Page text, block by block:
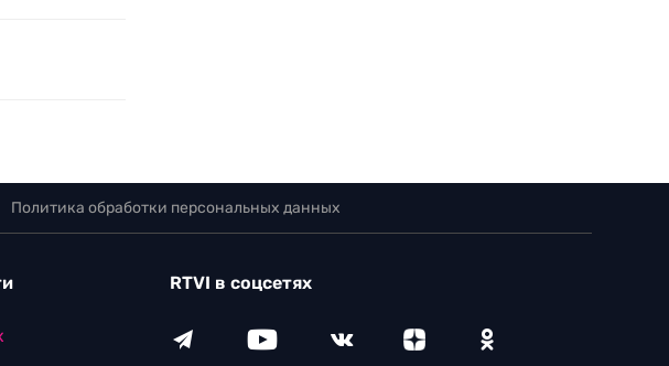
Политика обработки персональных данных
RTVI в соцсетях